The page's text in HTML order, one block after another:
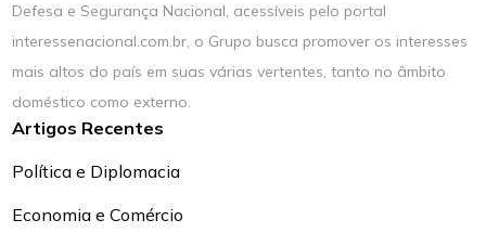
Defesa e Segurança Nacional, acessíveis pelo portal
interessenacional.com.br, o Grupo busca promover os interesses
mais altos do país em suas várias vertentes, tanto no âmbito
doméstico como externo.
Artigos Recentes
Política e Diplomacia
Economia e Comércio